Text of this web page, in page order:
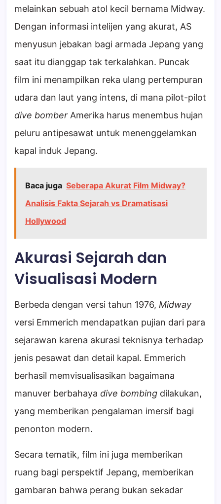
melainkan sebuah atol kecil bernama Midway.
Dengan informasi intelijen yang akurat, AS
menyusun jebakan bagi armada Jepang yang
saat itu dianggap tak terkalahkan. Puncak
film ini menampilkan reka ulang pertempuran
udara dan laut yang intens, di mana pilot-pilot
dive bomber Amerika harus menembus hujan
peluru antipesawat untuk menenggelamkan
kapal induk Jepang.
Baca juga Seberapa Akurat Film Midway?
Analisis Fakta Sejarah vs Dramatisasi
Hollywood
Akurasi Sejarah dan
Visualisasi Modern
Berbeda dengan versi tahun 1976, Midway
versi Emmerich mendapatkan pujian dari para
sejarawan karena akurasi teknisnya terhadap
jenis pesawat dan detail kapal. Emmerich
berhasil memvisualisasikan bagaimana
manuver berbahaya dive bombing dilakukan,
yang memberikan pengalaman imersif bagi
penonton modern.
Secara tematik, film ini juga memberikan
ruang bagi perspektif Jepang, memberikan
gambaran bahwa perang bukan sekadar